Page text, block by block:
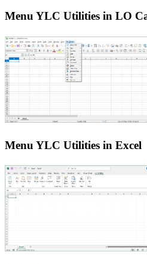
Menu YLC Utilities in LO
Menu YLC Utilities in Excel